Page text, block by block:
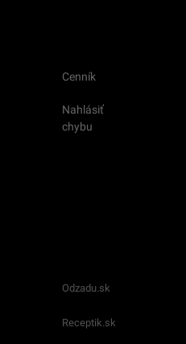
Cenník
Nahlásiť
chybu
Odzadu.sk
Receptik.sk